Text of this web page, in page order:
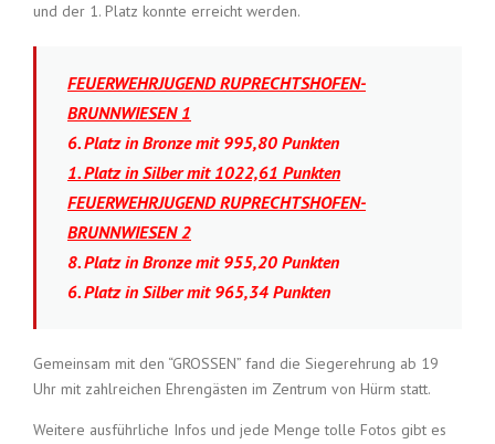
und der 1. Platz konnte erreicht werden.
FEUERWEHRJUGEND RUPRECHTSHOFEN-
BRUNNWIESEN 1
6. Platz in Bronze mit 995,80 Punkten
1. Platz in Silber mit 1022,61 Punkten
FEUERWEHRJUGEND RUPRECHTSHOFEN-
BRUNNWIESEN 2
8. Platz in Bronze mit 955,20 Punkten
6. Platz in Silber mit 965,34 Punkten
Gemeinsam mit den “GROSSEN” fand die Siegerehrung ab 19
Uhr mit zahlreichen Ehrengästen im Zentrum von Hürm statt.
Weitere ausführliche Infos und jede Menge tolle Fotos gibt es